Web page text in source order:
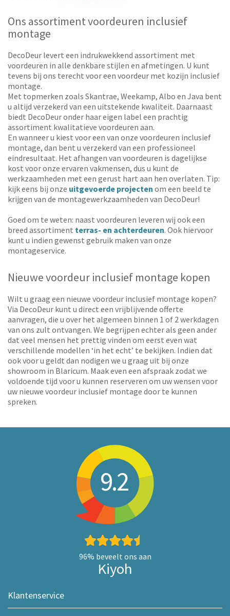
Ons assortiment voordeuren inclusief
montage
DecoDeur levert een indrukwekkend assortiment met
voordeuren in alle denkbare stijlen en afmetingen. U kunt
tevens bij ons terecht voor een voordeur met kozijn inclusief
montage.
Met topmerken zoals Skantrae, Weekamp, Albo en Java bent
u altijd verzekerd van een uitstekende kwaliteit. Daarnaast
biedt DecoDeur onder haar eigen label een prachtig
assortiment kwalitatieve voordeuren aan.
En wanneer u kiest voor een van onze voordeuren inclusief
montage, dan bent u verzekerd van een professioneel
eindresultaat. Het afhangen van voordeuren is dagelijkse
kost voor onze ervaren vakmensen, dus u kunt de
werkzaamheden met een gerust hart aan hen overlaten. Tip:
kijk eens bij onze uitgevoerde projecten om een beeld te
krijgen van de montagewerkzaamheden van DecoDeur!
Goed om te weten: naast voordeuren leveren wij ook een
breed assortiment terras- en achterdeuren. Ook hiervoor
kunt u indien gewenst gebruik maken van onze
montageservice.
Nieuwe voordeur inclusief montage kopen
Wilt u graag een nieuwe voordeur inclusief montage kopen?
Via DecoDeur kunt u direct een vrijblijvende offerte
aanvragen, die u over het algemeen binnen 1 of 2 werkdagen
van ons zult ontvangen. We begrijpen echter als geen ander
dat veel mensen het prettig vinden om eerst even wat
verschillende modellen ‘in het echt’ te bekijken. Indien dat
ook voor u geldt dan nodigen we u graag uit bij onze
showroom in Blaricum. Maak even een afspraak zodat we
voldoende tijd voor u kunnen reserveren om uw wensen voor
uw nieuwe voordeur inclusief montage door te kunnen
spreken.
9.2
96% beveelt ons aan
Kiyoh
Klantenservice